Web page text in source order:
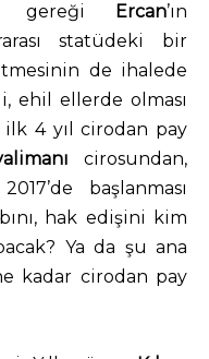
gereği Ercan’ın
statüdeki bir
de ihalede
ehil ellerde olması
4 yıl cirodan pay
cirosundan,
başlanması
hak edişini kim
Ya da şu ana
kadar cirodan pay